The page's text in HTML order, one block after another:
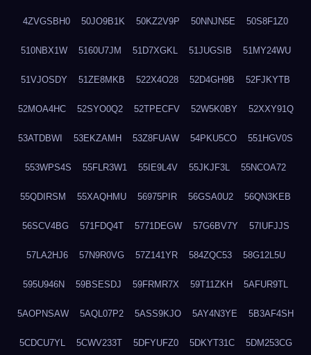
4ZVGSBH0 50JO9B1K 50KZ2V9P 50NNJN5E 50S8F1Z0
510NBX1W 5160U7JM 51D7XGKL 51JUGSIB 51MY24WU
51VJOSDY 51ZE8MKB 522X4O28 52D4GH9B 52FJKYTB
52MOA4HC 52SYO0Q2 52TPECFV 52W5K0BY 52XXY91Q
53ATDBWI 53EKZAMH 53Z8FUAW 54PKU5CO 551HGV0S
553WPS4S 55FLR3W1 55IE9L4V 55JKJF3L 55NCOA72
55QDIRSM 55XAQHMU 56975PIR 56GSA0U2 56QN3KEB
56SCV4BG 571FDQ4T 5771DEGW 57G6BV7Y 57IUFJJS
57LA2HJ6 57N9R0VG 57Z141YR 584ZQC53 58G12L5U
595U946N 59BSESDJ 59FRMR7X 59T11ZKH 5AFUR9TL
5AOPNSAW 5AQL07P2 5ASS9KJO 5AY4N3YE 5B3AF4SH
5CDCU7YL 5CWV233T 5DFYUFZ0 5DKYT31C 5DM253CG